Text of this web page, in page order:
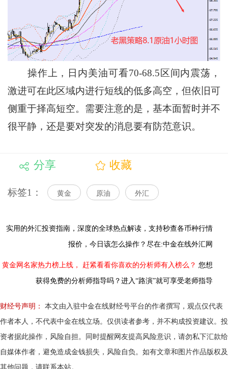
操作上，日内美油可看70-68.5区间内震荡，
激进可在此区域内进行短线的低多高空，但依旧可
侧重于择高短空。需要注意的是，基本面暂时并不
很平静，还是要对突发的消息要有防范意识。
分享 收藏
标签1： 黄金 原油 外汇
实用的外汇投资指南， 深度的全球热点解读， 支持秒查各币种行情
报价，今日该怎么操作？尽在:中金在线外汇网
黄金网名家热力榜上线， 赶紧看看你喜欢的分析师有入榜么？ 您想
获得免费的分析师指导吗？进入“路演”就可享受老师指导
财经号声明：
本文由入驻中金在线财经号平台的作者撰写，观点仅代表
作者本人，不代表中金在线立场。仅供读者参考，并不构成投资建议。投
资者据此操作，风险自担。同时提醒网友提高风险意识，请勿私下汇款给
自媒体作者，避免造成金钱损失，风险自负。如有文章和图片作品版权及
其他问题，请联系本站。